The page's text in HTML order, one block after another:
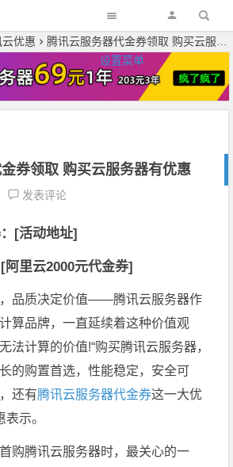
设置菜单
云优惠 腾讯云服务器代金券领取 购买云服务器有优惠
券领取 购买云服务器有优惠
发表评论
[活动地址]
阿里云2000元代金券]
品质决定价值——腾讯云服务器作
算品牌，一直延续着这种价值观
法计算的价值!“购买腾讯云服务器，
的购置首选，性能稳定，安全可
还有腾讯云服务器代金券这一大优
示。
购腾讯云服务器时，最关心的一